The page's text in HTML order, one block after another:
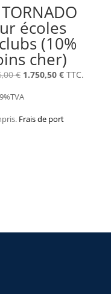
écoles
(10%
cher)
€ Le
était
1.750,50€Le
est
TTC.
Frais de port